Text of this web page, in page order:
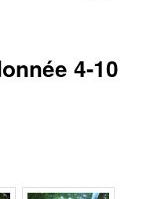
4-10